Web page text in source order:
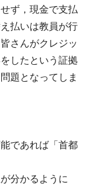
ず，現金で支払
払いは教員が行
さんがクレジッ
したという証拠
題となってしま
であれば「首都
分かるように